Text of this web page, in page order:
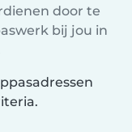
door te
bij jou in